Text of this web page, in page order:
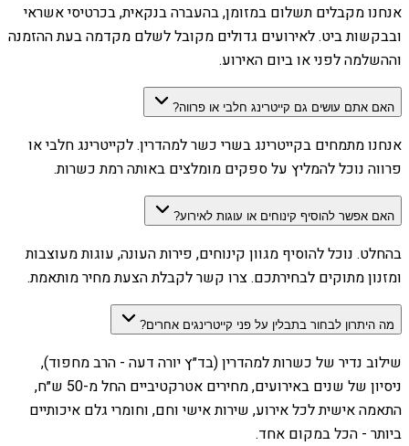
אנחנו מקבלים תשלום במזומן, בהעברה בנקאית, בכרטיסי אשראי
ובבקשות ביט. לאירועים גדולים מקובל לשלם מקדמה בעת ההזמנה
וההשלמה לפני או ביום האירוע.
האם אתם עושים גם קייטרינג חלבי או פרווה?
אנחנו מתמחים בקייטרינג בשרי כשר למהדרין. לקייטרינג חלבי או
פרווה נוכל להמליץ על ספקים מומלצים באותה רמת כשרות.
האם אפשר להוסיף קינוחים או עוגות לאירוע?
בהחלט. נוכל להוסיף מגוון קינוחים, פירות העונה, עוגות מעוצבות
ומזנון מתוקים לבחירתכם. צרו קשר לקבלת הצעת מחיר מותאמת.
מה היתרון לבחור בתבלין על פני קייטרינגים אחרים?
שילוב נדיר של כשרות למהדרין (בד״ץ יורה דעה - הרב מחפוד),
ניסיון של שנים באירועים, מחירים אטרקטיביים החל מ-50 ש״ח,
התאמה אישית לכל אירוע, שירות אישי וחם, וחומרי גלם איכותיים
ביותר - הכל במקום אחד.